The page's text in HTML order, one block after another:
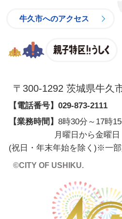
牛久市へのアクセス
〒300-1292 茨城県牛久
【電話番号】 029-873-2111
【業務時間】 8時30分～17時
月曜日から金曜日
(祝日・年末年始を除く)※一部
©CITY OF USHIKU.